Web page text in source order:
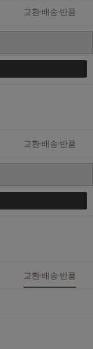
교환·배송·반품
교환·배송·반품
교환·배송·반품